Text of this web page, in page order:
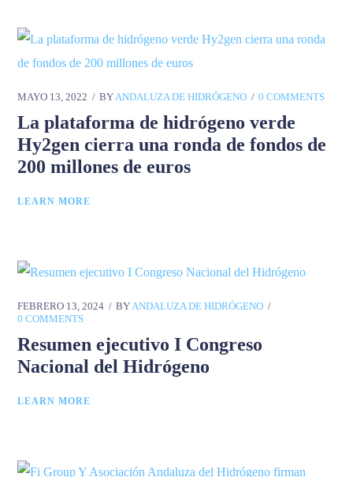
MAYO 13, 2022 BYANDALUZA DE HIDRÓGENO 0 COMMENTS
La plataforma de hidrógeno verde
Hy2gen cierra una ronda de fondos de
200 millones de euros
LEARN MORE
FEBRERO 13, 2024 BYANDALUZA DE HIDRÓGENO
0 COMMENTS
Resumen ejecutivo I Congreso
Nacional del Hidrógeno
LEARN MORE